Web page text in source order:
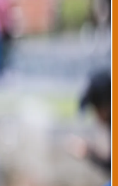
la diversidad
comunidades de
de arte y
internacional
de distintas
Es una jornada
la
en la Plaza de la
libre.
de inmigrantes,
Habrá
participativos.
en